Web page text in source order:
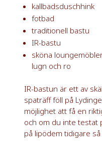
kallbadsduschhink
fotbad
traditionell bastu
IR-bastu
sköna
lugn och ro
IR-bastun är ett av
spaträff föll på
möjlighet att få en
och om du inte testat
på lipödem tidigare